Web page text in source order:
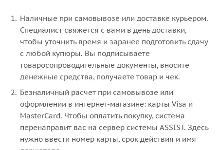
Наличные при самовывозе или доставке курьером.
Специалист свяжется с вами в день доставки,
чтобы уточнить время и заранее подготовить сдачу
с любой купюры. Вы подписываете
товаросопроводительные документы, вносите
денежные средства, получаете товар и чек.
Безналичный расчет при самовывозе или
оформлении в интернет-магазине: карты Visa и
MasterCard. Чтобы оплатить покупку, система
перенаправит вас на сервер системы ASSIST. Здесь
нужно ввести номер карты, срок действия и имя